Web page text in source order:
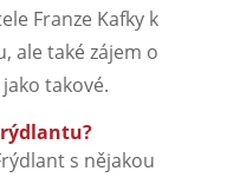
Franze Kafky k
ale také zájem o
takové.
s nějakou